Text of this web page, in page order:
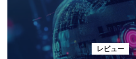
レビュー